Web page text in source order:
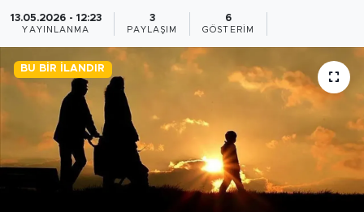
13.05.2026 - 12:23
YAYINLANMA
3
PAYLAŞIM
6
GÖSTERIM
BU BIR İLANDIR
BİLİM-TEKNOLOJİ
RÖPÖRTAJ
ANALİZ
NOSTALJİ